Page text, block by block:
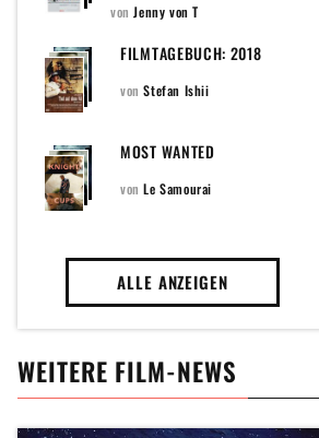
von Jenny von T
FILMTAGEBUCH: 2018
vonStefan Ishii
MOST WANTED
vonLe Samourai
ALLE ANZEIGEN
WEITERE FILM-NEWS